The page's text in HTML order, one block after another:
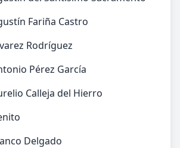
Fariña Castro
Rodríguez
Pérez García
Calleja del Hierro
Delgado